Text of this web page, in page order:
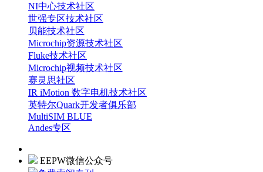
NI中心技术社区
世强专区技术社区
贝能技术社区
Microchip资源技术社区
Fluke技术社区
Microchip视频技术社区
赛灵思社区
IR iMotion 数字电机技术社区
英特尔Quark开发者俱乐部
MultiSIM BLUE
Andes专区
EEPW微信公众号